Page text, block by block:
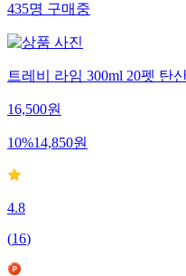
435명 구매중
트레비 라임 300ml 20펫 탄
16,500원
10%14,850원
4.8
(16)